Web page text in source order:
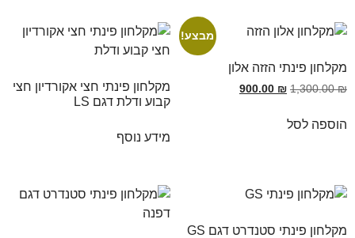
מבצע!
מקלחון פינתי הזזה אלון
1,300.00₪
900.00 ₪
הוספה לסל
מקלחון פינתי חצי אקורדיון חצי
קבוע ודלת דגם LS
מידע נוסף
מקלחון פינתי סטנדרט דגם GS